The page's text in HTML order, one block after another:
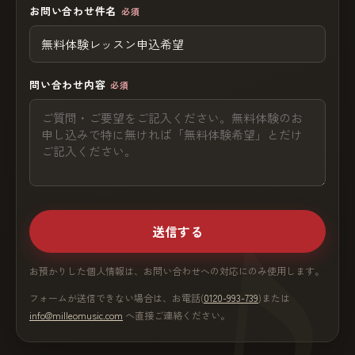
お問い合わせ件名 必須
問い合わせ内容 必須
送信する
お預かりした個人情報は、お問い合わせへの対応にのみ使用します。
フォームが送信できない場合は、お電話(0120-993-739)または
info@milleomusic.com へ直接ご連絡ください。